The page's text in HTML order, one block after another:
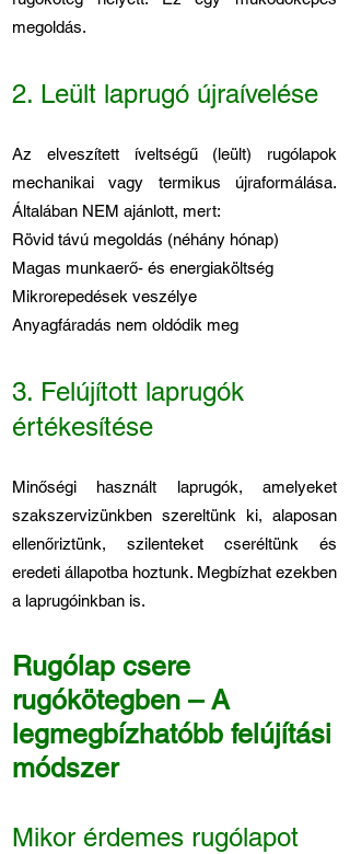
megoldás.
2. Leült laprugó újraívelése
Az elveszített íveltségű (leült) rugólapok
mechanikai vagy termikus újraformálása.
Általában NEM ajánlott, mert:
Rövid távú megoldás (néhány hónap)
Magas munkaerő- és energiaköltség
Mikrorepedések veszélye
Anyagfáradás nem oldódik meg
3. Felújított laprugók
értékesítése
Minőségi használt laprugók, amelyeket
szakszervizünkben szereltünk ki, alaposan
ellenőriztünk, szilenteket cseréltünk és
eredeti állapotba hoztunk. Megbízhat ezekben
a laprugóinkban is.
Rugólap csere
rugókötegben – A
legmegbízhatóbb felújítási
módszer
Mikor érdemes rugólapot